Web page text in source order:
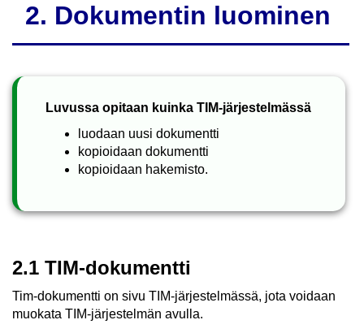
2. Dokumentin luominen
Luvussa opitaan kuinka TIM-järjestelmässä
luodaan uusi dokumentti
kopioidaan dokumentti
kopioidaan hakemisto.
2.1 TIM-dokumentti
Tim-dokumentti on sivu TIM-järjestelmässä, jota voidaan
muokata TIM-järjestelmän avulla.